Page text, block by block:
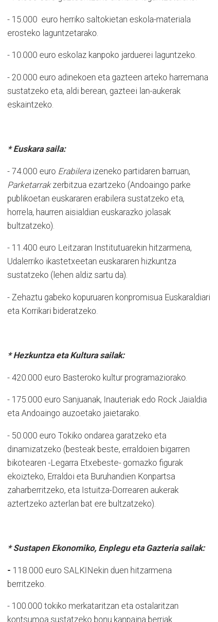
- 15.000 euro herriko saltokietan eskola-materiala
erosteko laguntzetarako.
- 10.000 euro eskolaz kanpoko jarduerei laguntzeko.
- 20.000 euro adinekoen eta gazteen arteko harremana
sustatzeko eta, aldi berean, gazteei lan-aukerak
eskaintzeko.
* Euskara saila:
- 74.000 euro Erabilera izeneko partidaren barruan,
Parketarrak zerbitzua ezartzeko (Andoaingo parke
publikoetan euskararen erabilera sustatzeko eta,
horrela, haurren aisialdian euskarazko jolasak
bultzatzeko).
- 11.400 euro Leitzaran Institutuarekin hitzarmena,
Udalerriko ikastetxeetan euskararen hizkuntza
sustatzeko (lehen aldiz sartu da).
- Zehaztu gabeko kopuruaren konpromisua Euskaraldiari
eta Korrikari bideratzeko.
* Hezkuntza eta Kultura sailak:
- 420.000 euro Basteroko kultur programaziorako.
- 175.000 euro Sanjuanak, Inauteriak edo Rock Jaialdia
eta Andoaingo auzoetako jaietarako.
- 50.000 euro Tokiko ondarea garatzeko eta
dinamizatzeko (besteak beste, erraldoien bigarren
bikotearen -Legarra Etxebeste- gomazko figurak
ekoizteko, Erraldoi eta Buruhandien Konpartsa
zaharberritzeko, eta Istuitza-Dorrearen aukerak
aztertzeko azterlan bat ere bultzatzeko).
* Sustapen Ekonomiko, Enplegu eta Gazteria sailak:
- 118.000 euro SALKINekin duen hitzarmena
berritzeko.
- 100.000 tokiko merkataritzan eta ostalaritzan
kontsumoa sustatzeko bonu kanpaina berriak